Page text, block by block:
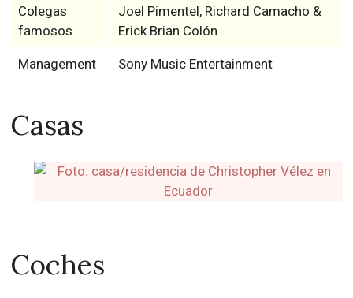
Colegas
famosos
Joel Pimentel, Richard Camacho &
Erick Brian Colón
Management Sony Music Entertainment
Casas
Coches